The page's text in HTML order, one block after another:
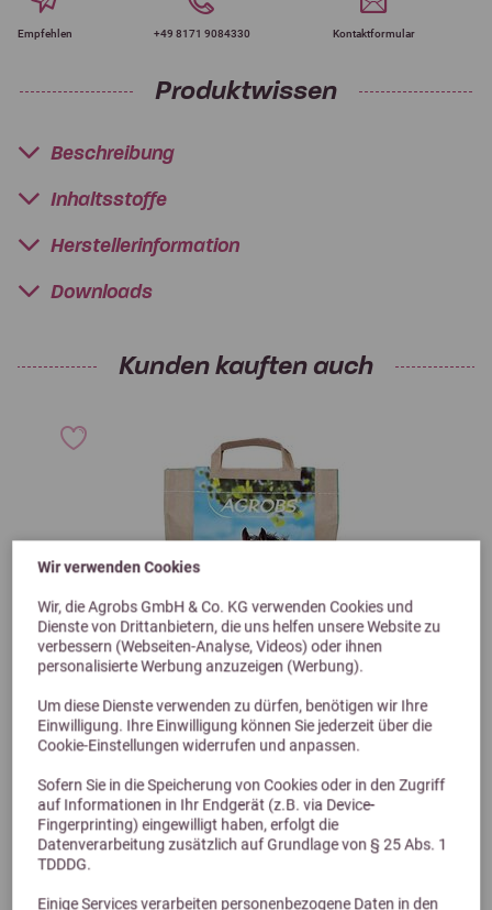
Wir verwenden Cookies
Wir, die Agrobs GmbH & Co. KG verwenden Cookies und
Dienste von Drittanbietern, die uns helfen unsere Website zu
verbessern (Webseiten-Analyse, Videos) oder ihnen
personalisierte Werbung anzuzeigen (Werbung).
Um diese Dienste verwenden zu dürfen, benötigen wir Ihre
Einwilligung. Ihre Einwilligung können Sie jederzeit über die
Cookie-Einstellungen widerrufen und anpassen.
Sofern Sie in die Speicherung von Cookies oder in den Zugriff
auf Informationen in Ihr Endgerät (z.B. via Device-
Fingerprinting) eingewilligt haben, erfolgt die
Datenverarbeitung zusätzlich auf Grundlage von § 25 Abs. 1
TDDDG.
Einige Services verarbeiten personenbezogene Daten in den
Empfehlen +49 8171 9084330 Kontaktformular
Produktwissen
Beschreibung
Inhaltsstoffe
Herstellerinformation
Downloads
Kunden kauften auch
3,9 (28 Bewertungen)
Previous